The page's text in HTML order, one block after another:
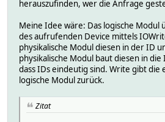
herauszufinden, wer die Anfrage
Meine Idee wäre: Das logische Modul
des aufrufenden Device mittels
physikalische Modul diesen in der ID
physikalische Modul baut diesen in die
dass IDs eindeutig sind. Write gibt die
logische Modul zurück.
Zitat